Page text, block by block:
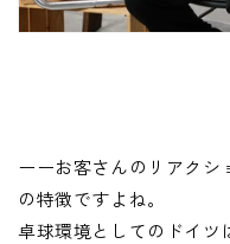
ーーお客さんのリアク
の特徴ですよね。
卓球環境としてのドイツ